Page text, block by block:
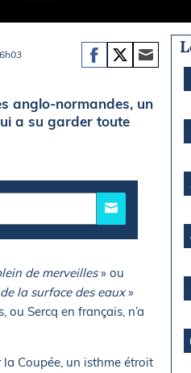
anglo-normandes, un
a su garder toute
de merveilles» ou
la surface des eaux»
ou Sercq en français, n’a
la Coupée, un isthme étroit